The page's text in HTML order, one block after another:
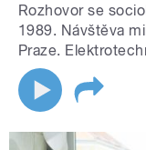
Rozhovor se
1989. Návštěva
Praze.